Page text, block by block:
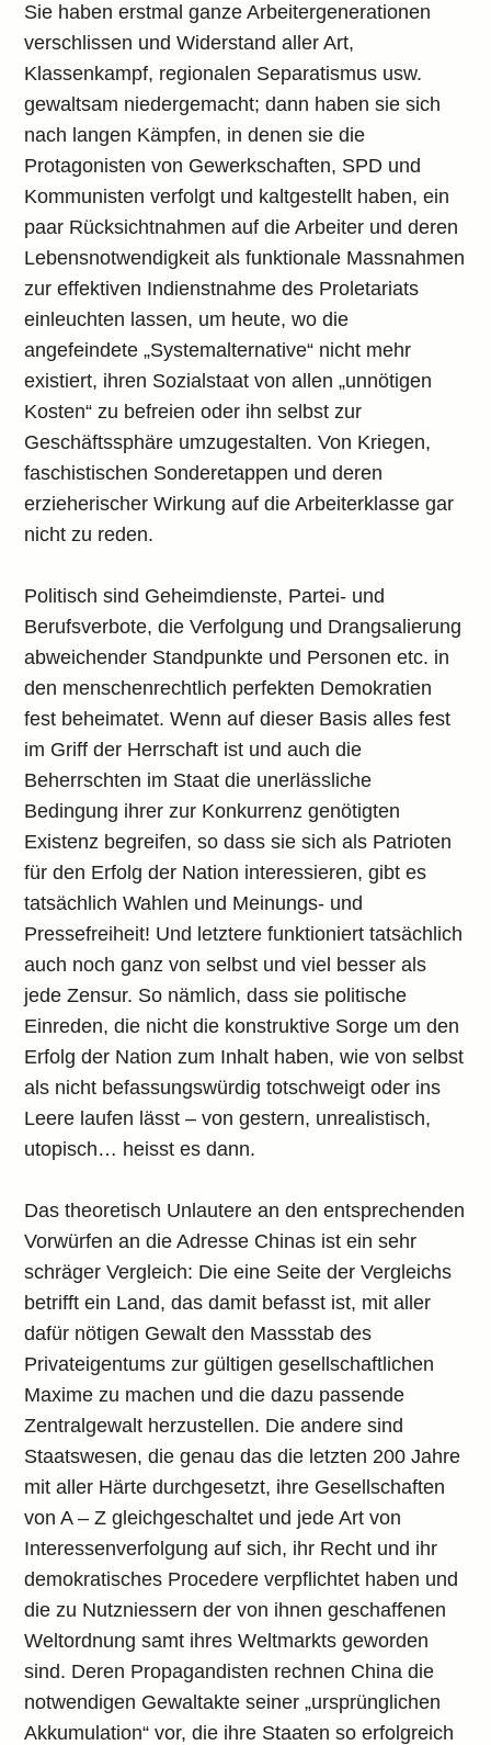
Sie haben erstmal ganze Arbeitergenerationen
verschlissen und Widerstand aller Art,
Klassenkampf, regionalen Separatismus usw.
gewaltsam niedergemacht; dann haben sie sich
nach langen Kämpfen, in denen sie die
Protagonisten von Gewerkschaften, SPD und
Kommunisten verfolgt und kaltgestellt haben, ein
paar Rücksichtnahmen auf die Arbeiter und deren
Lebensnotwendigkeit als funktionale Massnahmen
zur effektiven Indienstnahme des Proletariats
einleuchten lassen, um heute, wo die
angefeindete „Systemalternative“ nicht mehr
existiert, ihren Sozialstaat von allen „unnötigen
Kosten“ zu befreien oder ihn selbst zur
Geschäftssphäre umzugestalten. Von Kriegen,
faschistischen Sonderetappen und deren
erzieherischer Wirkung auf die Arbeiterklasse gar
nicht zu reden.
Politisch sind Geheimdienste, Partei- und
Berufsverbote, die Verfolgung und Drangsalierung
abweichender Standpunkte und Personen etc. in
den menschenrechtlich perfekten Demokratien
fest beheimatet. Wenn auf dieser Basis alles fest
im Griff der Herrschaft ist und auch die
Beherrschten im Staat die unerlässliche
Bedingung ihrer zur Konkurrenz genötigten
Existenz begreifen, so dass sie sich als Patrioten
für den Erfolg der Nation interessieren, gibt es
tatsächlich Wahlen und Meinungs- und
Pressefreiheit! Und letztere funktioniert tatsächlich
auch noch ganz von selbst und viel besser als
jede Zensur. So nämlich, dass sie politische
Einreden, die nicht die konstruktive Sorge um den
Erfolg der Nation zum Inhalt haben, wie von selbst
als nicht befassungswürdig totschweigt oder ins
Leere laufen lässt – von gestern, unrealistisch,
utopisch… heisst es dann.
Das theoretisch Unlautere an den entsprechenden
Vorwürfen an die Adresse Chinas ist ein sehr
schräger Vergleich: Die eine Seite der Vergleichs
betrifft ein Land, das damit befasst ist, mit aller
dafür nötigen Gewalt den Massstab des
Privateigentums zur gültigen gesellschaftlichen
Maxime zu machen und die dazu passende
Zentralgewalt herzustellen. Die andere sind
Staatswesen, die genau das die letzten 200 Jahre
mit aller Härte durchgesetzt, ihre Gesellschaften
von A – Z gleichgeschaltet und jede Art von
Interessenverfolgung auf sich, ihr Recht und ihr
demokratisches Procedere verpflichtet haben und
die zu Nutzniessern der von ihnen geschaffenen
Weltordnung samt ihres Weltmarkts geworden
sind. Deren Propagandisten rechnen China die
notwendigen Gewaltakte seiner „ursprünglichen
Akkumulation“ vor, die ihre Staaten so erfolgreich